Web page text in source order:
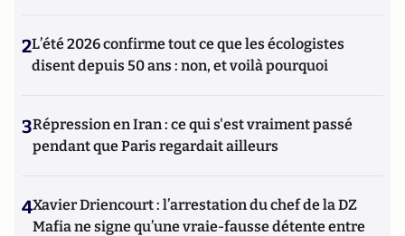
2L’été 2026 confirme tout ce que les écologistes
disent depuis 50 ans : non, et voilà pourquoi
3Répression en Iran : ce qui s'est vraiment passé
pendant que Paris regardait ailleurs
4Xavier Driencourt : l’arrestation du chef de la DZ
Mafia ne signe qu’une vraie-fausse détente entre